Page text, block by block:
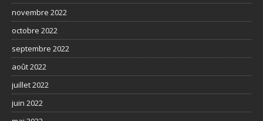
novembre 2022
octobre 2022
septembre 2022
août 2022
juillet 2022
juin 2022